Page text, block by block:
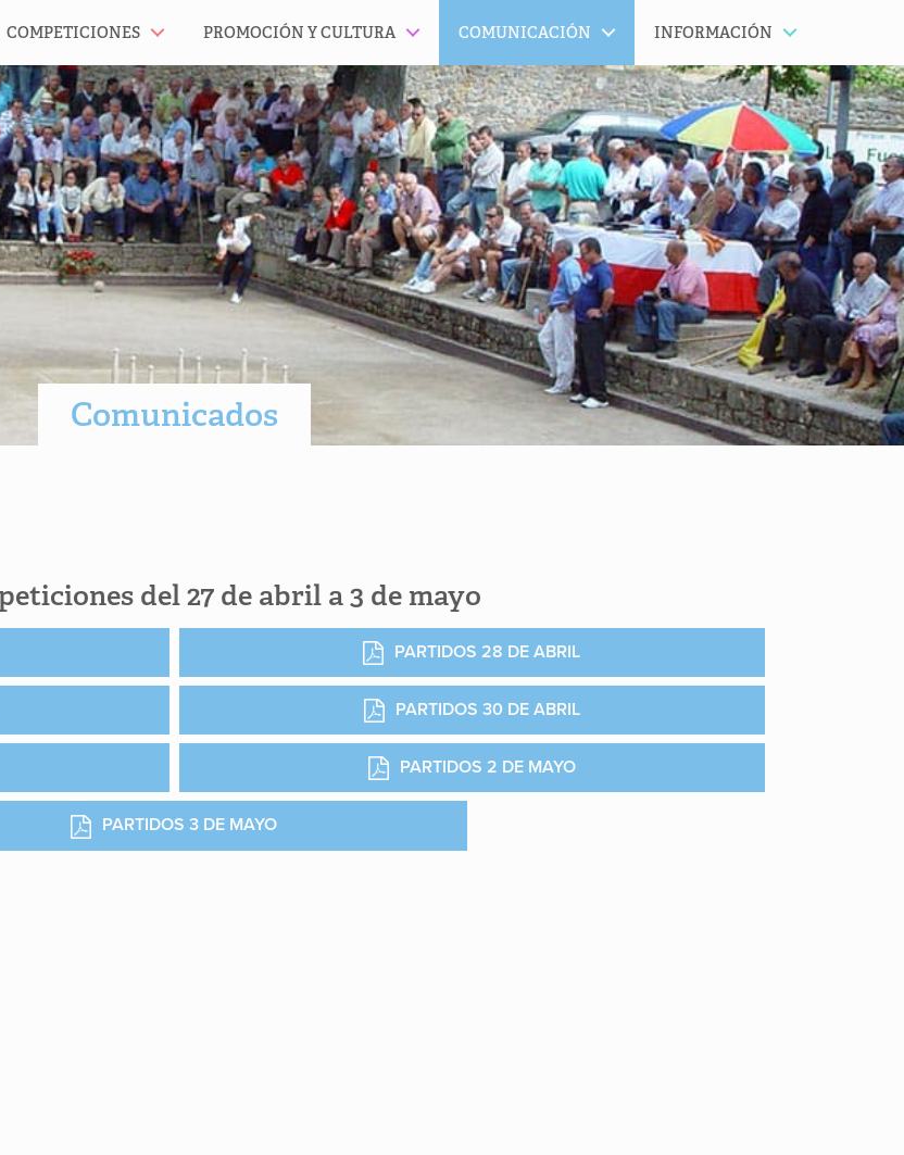
COMPETICIONES PROMOCIÓN Y CULTURA COMUNICACIÓN INFORMACIÓN
Comunicados
del 27 de abril a 3 de mayo
PARTIDOS 28 DE ABRIL
PARTIDOS 30 DE ABRIL
PARTIDOS 2 DE MAYO
PARTIDOS 3 DE MAYO